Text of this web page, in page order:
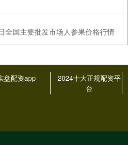
全国主要批发市场人参果价格行情
盘配资app
2024十大正规配资平
台